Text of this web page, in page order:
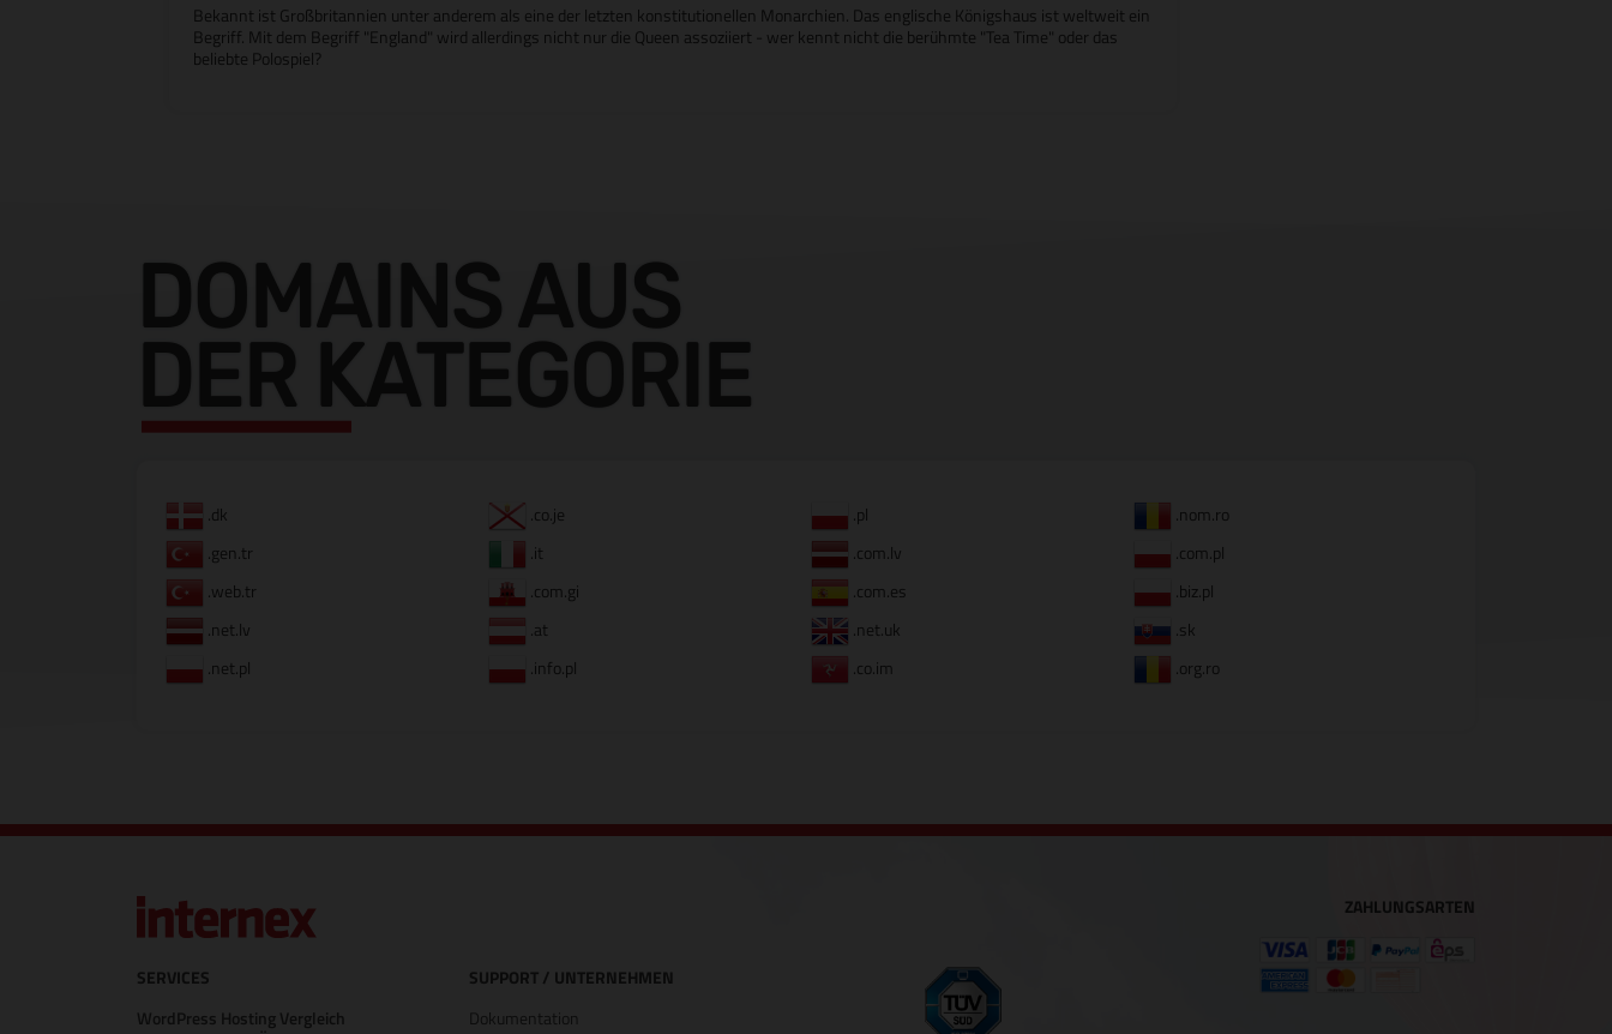
Bekannt ist Großbritannien unter anderem als eine der letzten konstitutionellen Monarchien. Das englische Königshaus ist weltweit ein
Begriff. Mit dem Begriff "England" wird allerdings nicht nur die Queen assoziiert - wer kennt nicht die berühmte "Tea Time" oder das
beliebte Polospiel?
DOMAINS AUS
DER KATEGORIE
.dk .co.je .pl
.nom.ro
.gen.tr
.it .com.lv
.com.pl
.web.tr
.com.gi .com.es
.biz.pl
.net.lv
.at .net.uk
.sk
.net.pl
.info.pl .co.im .org.ro
SERVICES
WordPress Hosting Vergleich
SUPPORT / UNTERNEHMEN
Dokumentation
ZAHLUNGSARTEN